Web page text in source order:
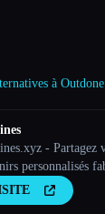
à
- Partagez
personnalisés